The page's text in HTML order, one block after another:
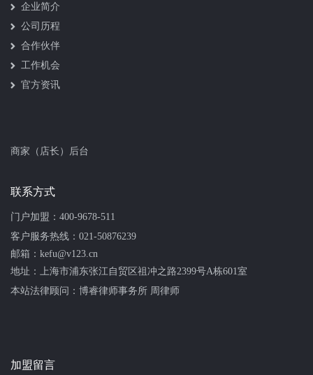
企业简介
公司历程
合作伙伴
工作机会
官方资讯
商家（店长）后台
联系方式
门户加盟： 400-9678-511
客户服务热线： 021-50876239
邮箱：kefu@v123.cn
地址：上海市浦东张江自贸区祖冲之路2399号A栋601室
本站法律顾问： 博睿律师事务所 周律师
加盟留言